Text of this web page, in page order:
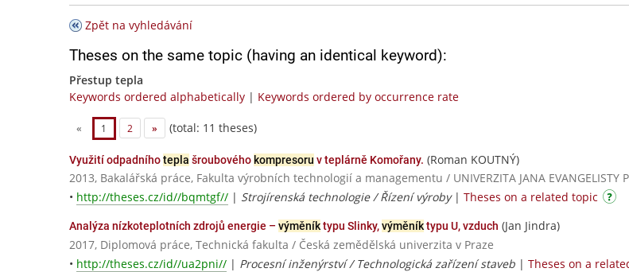
Zpět na vyhledávání
Theses on the same topic (having an identical keyword):
Přestup tepla
Keywords ordered alphabetically | Keywords ordered by occurrence rate
« 1 2 » (total: 11 theses)
Využití odpadníhotepla šroubového kompresoru v teplárně Komořany. (Roman KOUTNÝ)
2013, Bakalářská práce, Fakulta výrobních technologií a managementu / UNIVERZITA JANA EVANGELISTY
• http://theses.cz/id//bqmtgf// | Strojírenská technologie / Řízení výroby| Theses on a related topic
Analýza nízkoteplotních zdrojů energie – výměníktypu Slinky,výměníktypu U, vzduch (Jan Jindra)
2017, Diplomová práce, Technická fakulta / Česká zemědělská univerzita v Praze
• http://theses.cz/id//ua2pni// | Procesní inženýrství / Technologická zařízení staveb | Theses on a